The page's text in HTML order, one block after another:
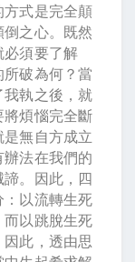
式是完全顛
之心。既然
必須要了解
破為何？當
執之後，就
煩惱完全斷
無自方成立
法在我們的
。因此，四
以流轉生死
以跳脫生死
此，透由思